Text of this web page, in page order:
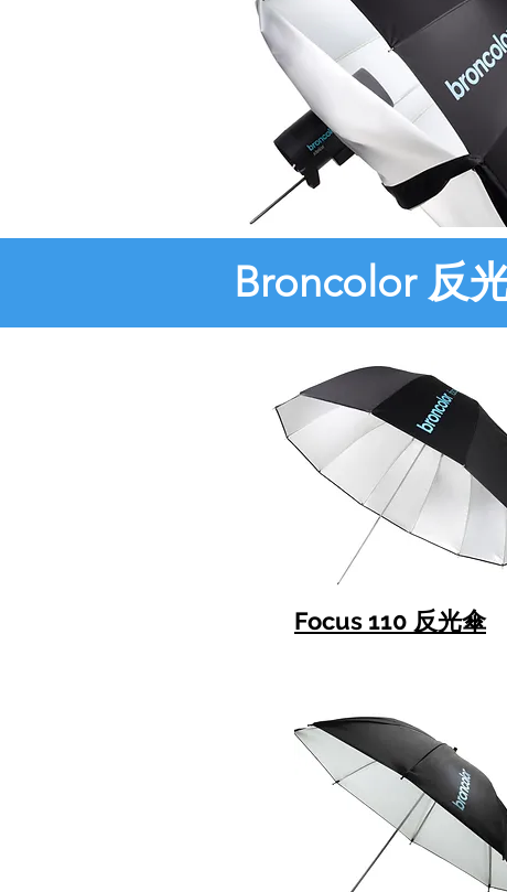
Broncolor 反
Focus 110 反光傘